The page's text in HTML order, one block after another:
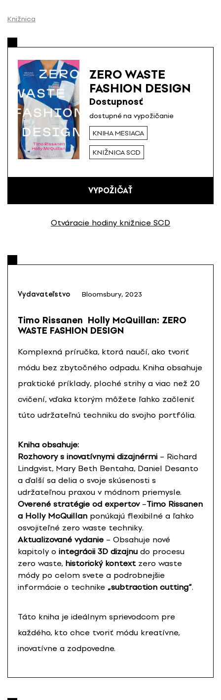
Knižnica
ZERO WASTE
FASHION DESIGN
Dostupnosť
dostupné na vypožičanie
KNIHA MESIACA
KNIŽNICA SCD
VYPOŽIČAŤ
Otváracie hodiny knižnice SCD
Vydavateľstvo Bloomsbury, 2023
Timo Rissanen Holly McQuillan: ZERO
WASTE FASHION DESIGN
Komplexná príručka, ktorá naučí, ako tvoriť
módu bez zbytočného odpadu. Kniha obsahuje
praktické príklady, ploché strihy a viac než 20
cvičení, vďaka ktorým môžete ľahko začleniť
túto udržateľnú techniku do svojho portfólia.
Kniha obsahuje:
Rozhovory s inovatívnymi dizajnérmi – Richard
Lindgvist, Mary Beth Bentaha, Daniel Desanto
a ďalší sa delia o svoje skúsenosti s
udržateľnou praxou v módnom priemysle.
Overené stratégie od expertov–Timo Rissanen
a Holly McQuillan ponúkajú flexibilné a ľahko
osvojiteľné zero waste techniky.
Aktualizované vydanie – Obsahuje nové
kapitoly o integrácii 3D dizajnu do procesu
zero waste, historický kontextzero waste
módy po celom svete a podrobnejšie
informácie o technike „subtraction cutting“.
Táto kniha je ideálnym sprievodcom pre
každého, kto chce tvoriť módu kreatívne,
inovatívne a zodpovedne.